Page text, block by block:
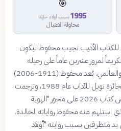
🎯
1995 بسبب أولاد حارتنا
محاولة الاغتيال
للكتاب الأديب نجيب محفوظ ليكون
الدورة الـ57 لعام 2026، تكريماً لمرور عشرين عاماً على رحيله
ولإسهاماته الفريدة في الأدب العربي والعالمي. يُعد محفوظ (1911-2006)
الروائي الوحيد من العرب الذي فاز بجائزة نوبل للآداب عام 1988، وترجمت
أعماله إلى أكثر من 40 لغة. ركز معرض كتاب 2026 على محور "الهوية
استلهم منه محفوظ رواياته الخالدة.
اغتيال سنة 1995 على يد متطرفين بسبب روايته "أولاد